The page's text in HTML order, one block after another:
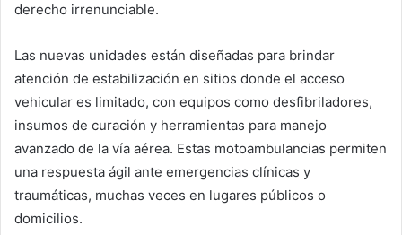
derecho irrenunciable.
Las nuevas unidades están diseñadas para brindar
atención de estabilización en sitios donde el acceso
vehicular es limitado, con equipos como desfibriladores,
insumos de curación y herramientas para manejo
avanzado de la vía aérea. Estas motoambulancias permiten
una respuesta ágil ante emergencias clínicas y
traumáticas, muchas veces en lugares públicos o
domicilios.